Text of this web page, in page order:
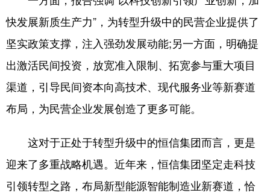
快发展新质生产力”，为转型升级中的民营企业提供了
坚实政策支撑，注入强劲发展动能;另一方面，明确提
出激活民间投资，放宽准入限制、拓宽参与重大项目
渠道，引导民间资本向高技术、现代服务业等新赛道
布局，为民营企业发展创造了更多可能。
这对于正处于转型升级中的恒信集团而言，更是
迎来了多重战略机遇。近年来，恒信集团坚定走科技
引领转型之路，布局新型能源智能制造业新赛道，恰